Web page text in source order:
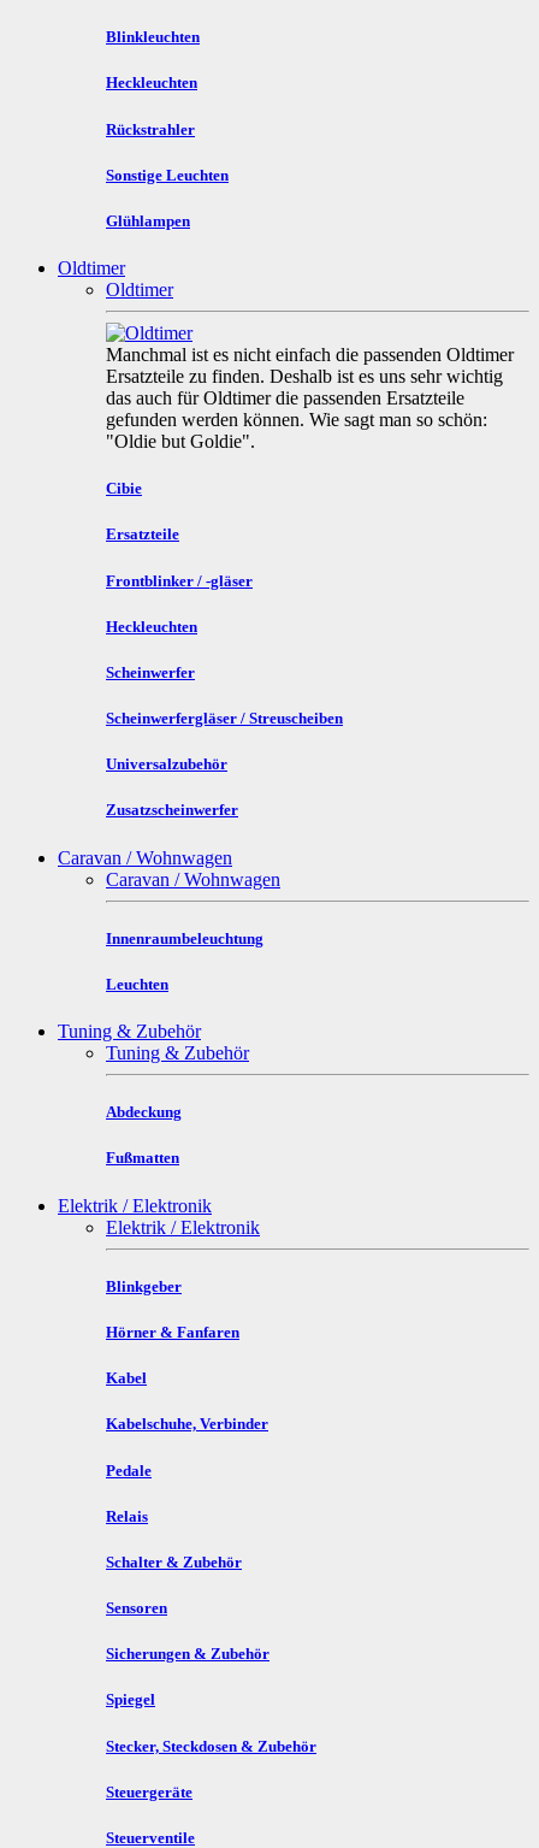
Blinkleuchten
Heckleuchten
Rückstrahler
Sonstige Leuchten
Glühlampen
Oldtimer
Oldtimer
Manchmal ist es nicht einfach die passenden Oldtimer
Ersatzteile zu finden. Deshalb ist es uns sehr wichtig
das auch für Oldtimer die passenden Ersatzteile
gefunden werden können. Wie sagt man so schön:
"Oldie but Goldie".
Cibie
Ersatzteile
Frontblinker / -gläser
Heckleuchten
Scheinwerfer
Scheinwerfergläser / Streuscheiben
Universalzubehör
Zusatzscheinwerfer
Caravan / Wohnwagen
Caravan / Wohnwagen
Innenraumbeleuchtung
Leuchten
Tuning & Zubehör
Tuning & Zubehör
Abdeckung
Fußmatten
Elektrik / Elektronik
Elektrik / Elektronik
Blinkgeber
Hörner & Fanfaren
Kabel
Kabelschuhe, Verbinder
Pedale
Relais
Schalter & Zubehör
Sensoren
Sicherungen & Zubehör
Spiegel
Stecker, Steckdosen & Zubehör
Steuergeräte
Steuerventile